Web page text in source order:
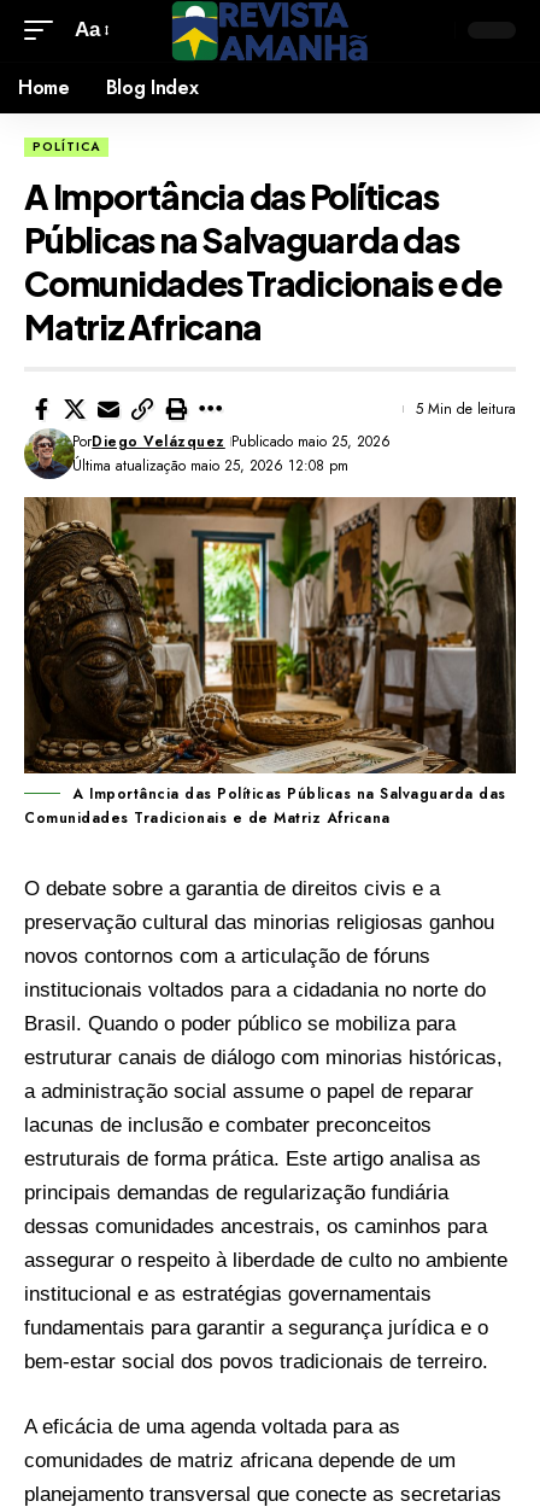
Aa
Home Blog Index
POLÍTICA
A Importância das Políticas
Públicas na Salvaguarda das
Comunidades Tradicionais e de
Matriz Africana
Última atualização maio 25, 2026 12:08 pm
PorDiego Velázquez Publicado maio 25, 2026
5 Min de leitura
A Importância das Políticas Públicas na Salvaguarda das
Comunidades Tradicionais e de Matriz Africana
O debate sobre a garantia de direitos civis e a
preservação cultural das minorias religiosas ganhou
novos contornos com a articulação de fóruns
institucionais voltados para a cidadania no norte do
Brasil. Quando o poder público se mobiliza para
estruturar canais de diálogo com minorias históricas,
a administração social assume o papel de reparar
lacunas de inclusão e combater preconceitos
estruturais de forma prática. Este artigo analisa as
principais demandas de regularização fundiária
dessas comunidades ancestrais, os caminhos para
assegurar o respeito à liberdade de culto no ambiente
institucional e as estratégias governamentais
fundamentais para garantir a segurança jurídica e o
bem-estar social dos povos tradicionais de terreiro.
A eficácia de uma agenda voltada para as
comunidades de matriz africana depende de um
planejamento transversal que conecte as secretarias